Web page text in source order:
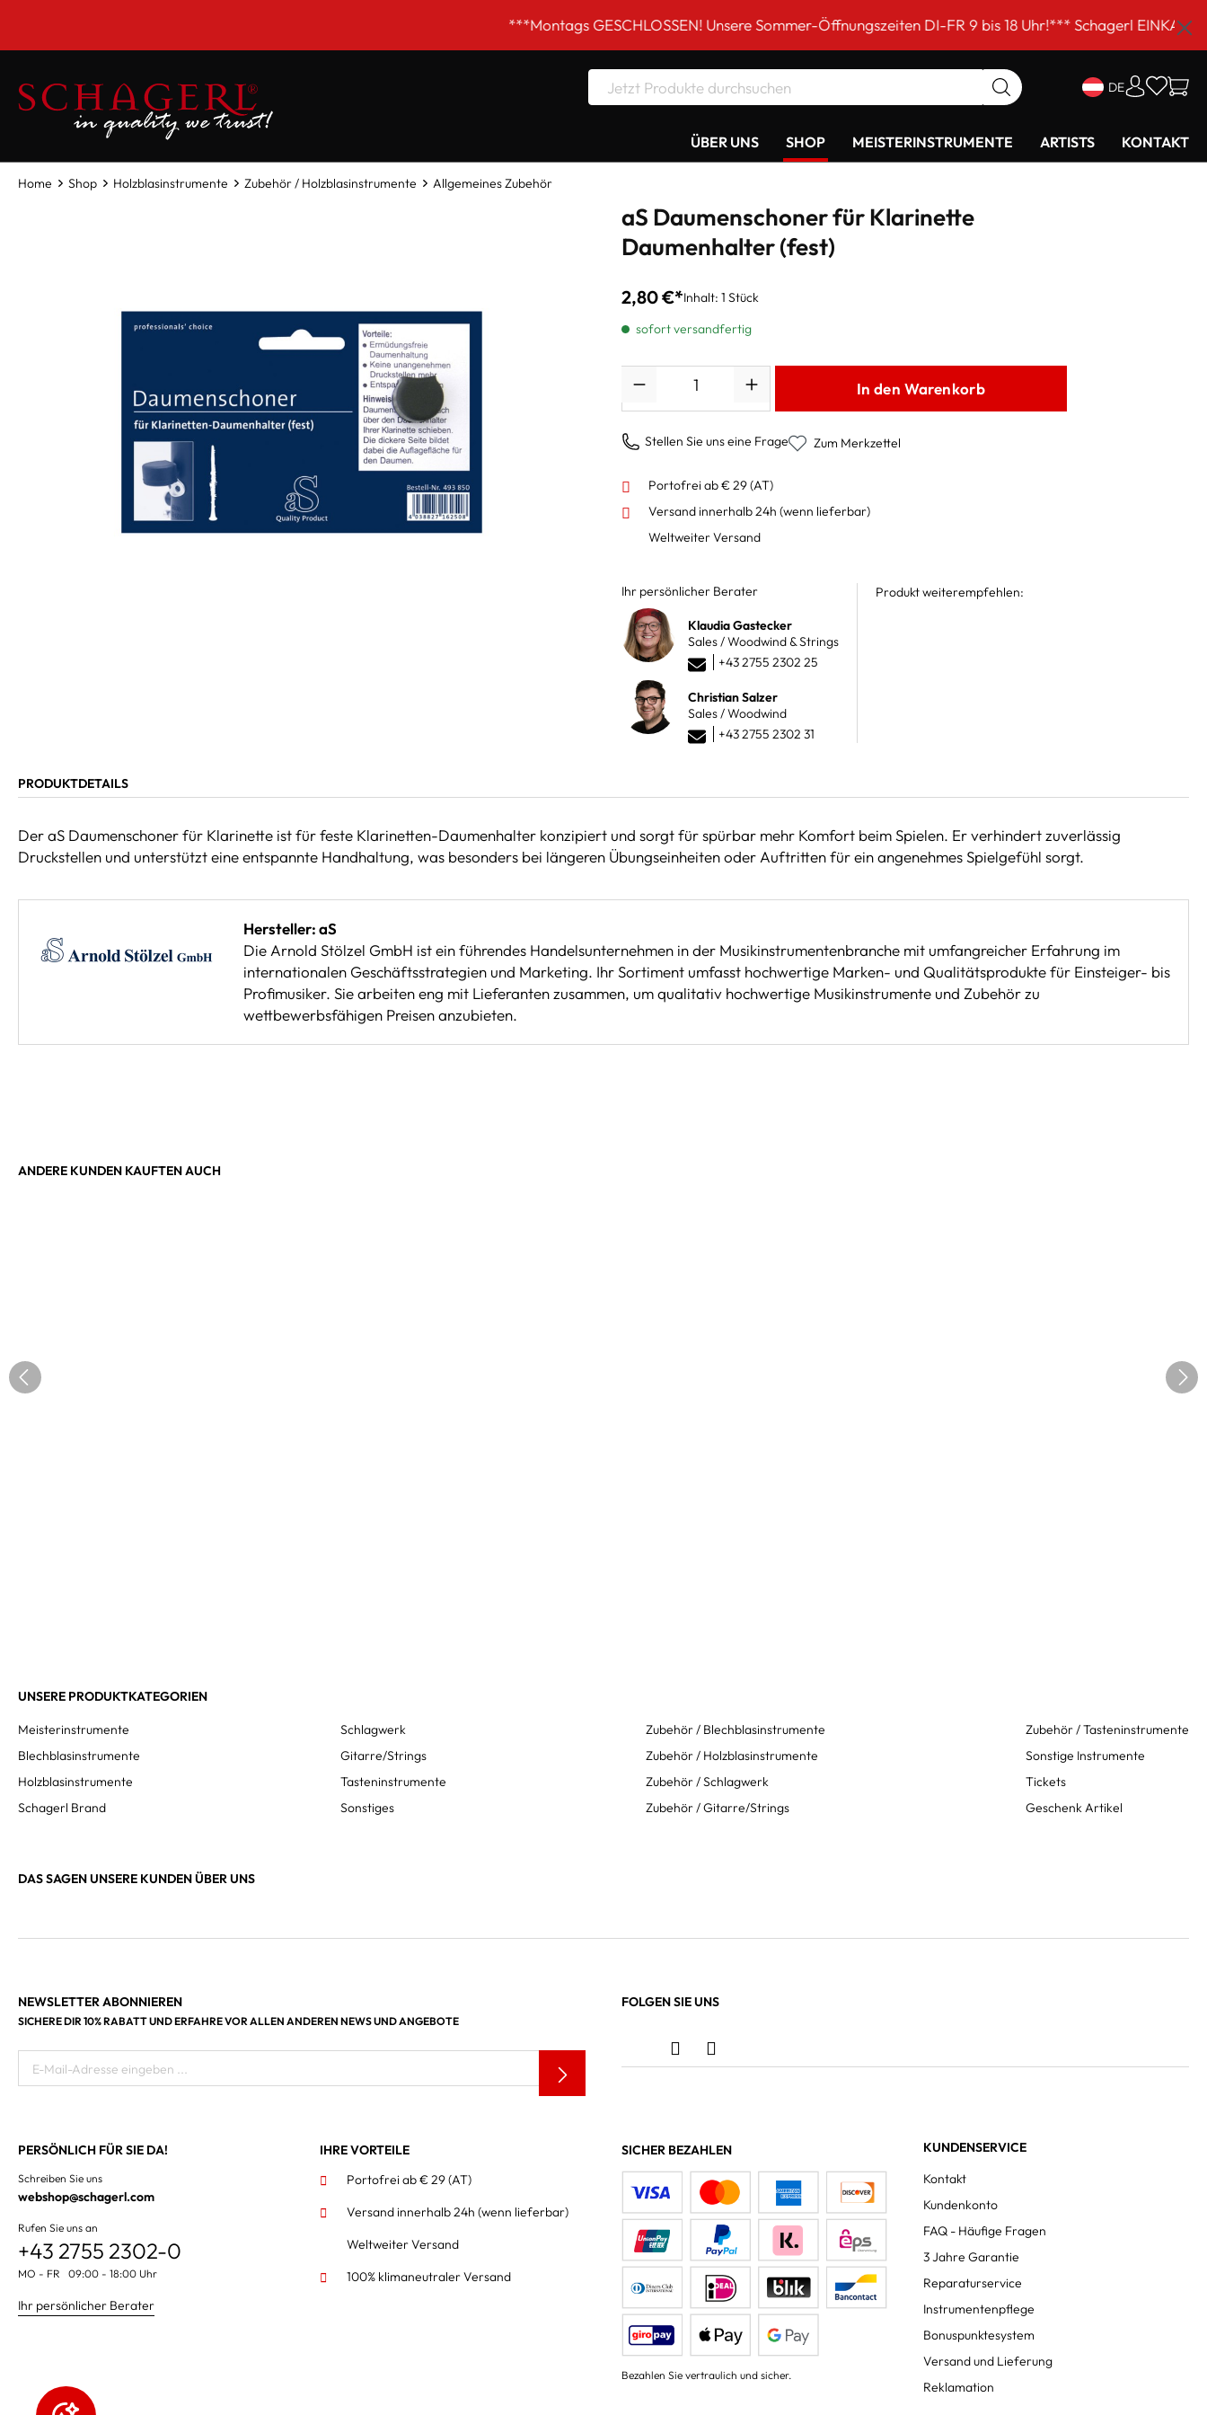
***Montags GESCHLOSSEN! Unsere Sommer-Öffnungszeiten DI-FR 9 bis 18 Uhr!*** Schagerl
DE
ÜBER UNS SHOP MEISTERINSTRUMENTE ARTISTS KONTAKT
Home Shop Holzblasinstrumente Zubehör / Holzblasinstrumente Allgemeines Zubehör
aS Daumenschoner für Klarinette
Daumenhalter (fest)
2,80 €*Inhalt: 1 Stück
sofort versandfertig
In den Warenkorb
Stellen Sie uns eine Frage Zum Merkzettel
Portofrei ab € 29 (AT)
Versand innerhalb 24h (wenn lieferbar)
Weltweiter Versand
Ihr persönlicher Berater
Klaudia Gastecker
Sales / Woodwind & Strings
+43 2755 2302 25
Christian Salzer
Sales / Woodwind
+43 2755 2302 31
Produkt weiterempfehlen:
PRODUKTDETAILS
Der aS Daumenschoner für Klarinette ist für feste Klarinetten-Daumenhalter konzipiert und sorgt für spürbar mehr Komfort beim Spielen. Er verhindert zuverlässig
Druckstellen und unterstützt eine entspannte Handhaltung, was besonders bei längeren Übungseinheiten oder Auftritten für ein angenehmes Spielgefühl sorgt.
Hersteller: aS
Die Arnold Stölzel GmbH ist ein führendes Handelsunternehmen in der Musikinstrumentenbranche mit umfangreicher Erfahrung im
internationalen Geschäftsstrategien und Marketing. Ihr Sortiment umfasst hochwertige Marken- und Qualitätsprodukte für Einsteiger- bis
Profimusiker. Sie arbeiten eng mit Lieferanten zusammen, um qualitativ hochwertige Musikinstrumente und Zubehör zu
wettbewerbsfähigen Preisen anzubieten.
ANDERE KUNDEN KAUFTEN AUCH
UNSERE PRODUKTKATEGORIEN
Meisterinstrumente
Blechblasinstrumente
Holzblasinstrumente
Schagerl Brand
Schlagwerk
Gitarre/Strings
Tasteninstrumente
Sonstiges
Zubehör / Blechblasinstrumente
Zubehör / Holzblasinstrumente
Zubehör / Schlagwerk
Zubehör / Gitarre/Strings
Zubehör / Tasteninstrumente
Sonstige Instrumente
Tickets
Geschenk Artikel
DAS SAGEN UNSERE KUNDEN ÜBER UNS
NEWSLETTER ABONNIEREN
SICHERE DIR 10% RABATT UND ERFAHRE VOR ALLEN ANDEREN NEWS UND ANGEBOTE
E-Mail-Adresse eingeben ...
FOLGEN SIE UNS
PERSÖNLICH FÜR SIE DA!
Schreiben Sie uns
webshop@schagerl.com
Rufen Sie uns an
+43 2755 2302-0
MO - FR 09:00 - 18:00 Uhr
Ihr persönlicher Berater
IHRE VORTEILE
Portofrei ab € 29 (AT)
Versand innerhalb 24h (wenn lieferbar)
Weltweiter Versand
100% klimaneutraler Versand
SICHER BEZAHLEN
Bezahlen Sie vertraulich und sicher.
KUNDENSERVICE
Kontakt
Kundenkonto
FAQ - Häufige Fragen
3 Jahre Garantie
Reparaturservice
Instrumentenpflege
Bonuspunktesystem
Versand und Lieferung
Reklamation